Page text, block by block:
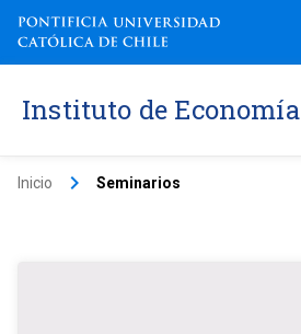
Instituto de Economía
Inicio keyboard_arrow_right Seminarios